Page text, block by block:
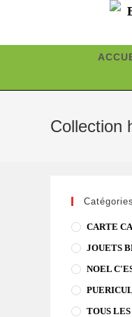
content
Collection
CARTE
JOUETS
NOEL
TOUS